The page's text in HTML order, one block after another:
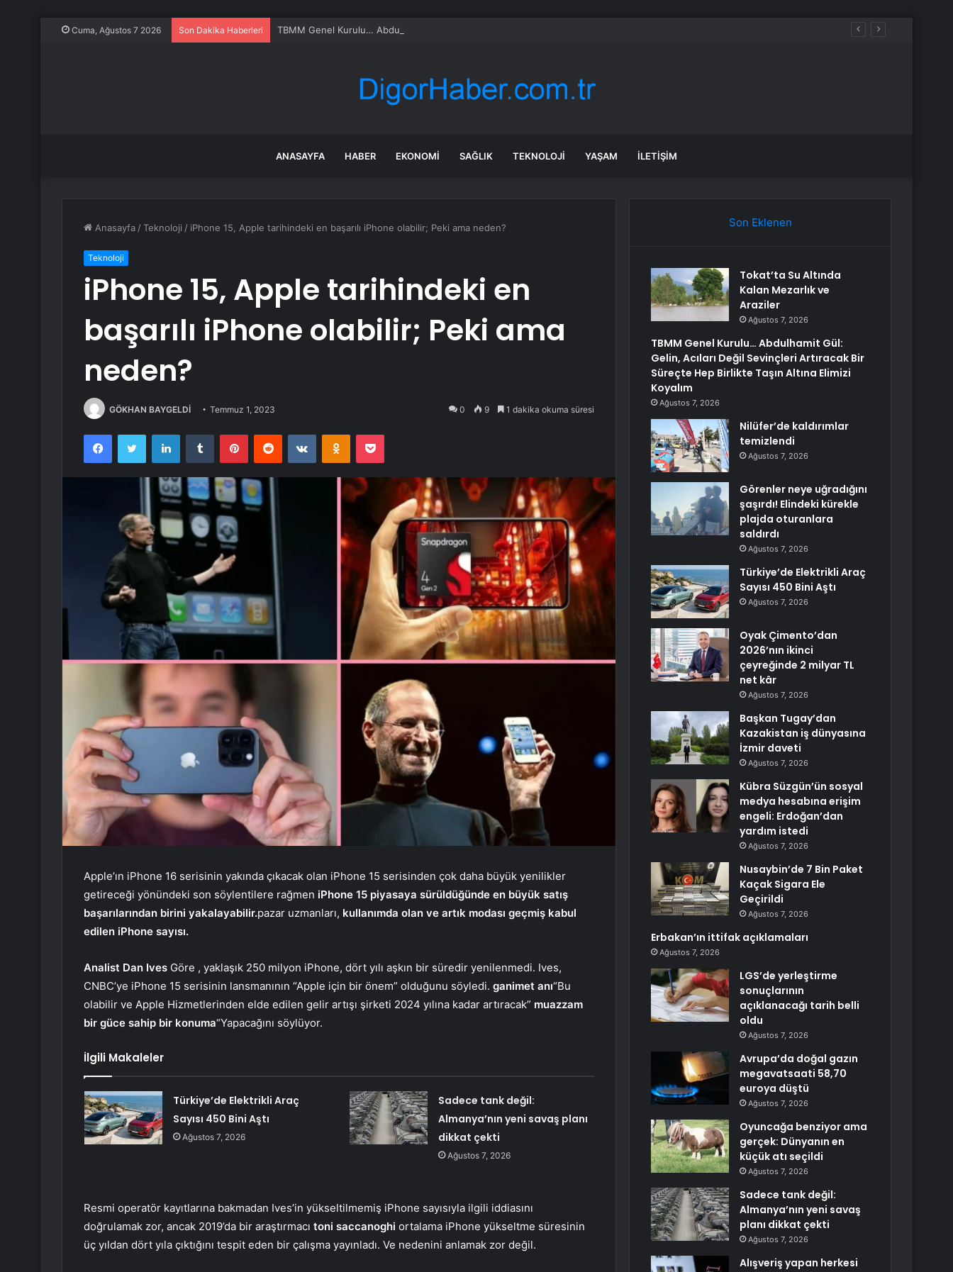
Cuma, Ağustos 7 2026 Son Dakika Haberleri TBMM Genel Kurulu… Abdulhamit Gül: Gelin, Acıları Değil Sevinçleri Artıracak Bir Süreçte Hep Birlikte Taşın Altına Elimizi Koyalım
ANASAYFA HABER EKONOMI SAĞLIK TEKNOLOJI YAŞAM İLETIŞIM
Anasayfa /Teknoloji / iPhone 15, Apple tarihindeki en başarılı iPhone olabilir; Peki ama neden?
Teknoloji
iPhone 15, Apple tarihindeki en
başarılı iPhone olabilir; Peki ama
neden?
GÖKHAN BAYGELDİ Temmuz 1, 2023 0 9 1 dakika okuma süresi
FacebookTwitter LinkedInTumblr PinterestReddit VKontakteOdnoklassniki
Pocket
Apple’ın iPhone 16 serisinin yakında çıkacak olan iPhone 15 serisinden çok daha büyük yenilikler
getireceği yönündeki son söylentilere rağmen iPhone 15 piyasaya sürüldüğünde en büyük satış
başarılarından birini yakalayabilir.pazar uzmanları, kullanımda olan ve artık modası geçmiş kabul
edilen iPhone sayısı.
Analist Dan Ives Göre , yaklaşık 250 milyon iPhone, dört yılı aşkın bir süredir yenilenmedi. Ives,
CNBC’ye iPhone 15 serisinin lansmanının “Apple için bir önem” olduğunu söyledi. ganimet anı“Bu
olabilir ve Apple Hizmetlerinden elde edilen gelir artışı şirketi 2024 yılına kadar artıracak” muazzam
bir güce sahip bir konuma“Yapacağını söylüyor.
İlgili Makaleler
Türkiye’de Elektrikli Araç
Sayısı 450 Bini Aştı
Ağustos 7, 2026
Sadece tank değil:
Almanya’nın yeni savaş planı
dikkat çekti
Ağustos 7, 2026
Resmi operatör kayıtlarına bakmadan Ives’in yükseltilmemiş iPhone sayısıyla ilgili iddiasını
doğrulamak zor, ancak 2019’da bir araştırmacı toni saccanoghi ortalama iPhone yükseltme süresinin
üç yıldan dört yıla çıktığını tespit eden bir çalışma yayınladı. Ve nedenini anlamak zor değil.
Son Eklenen
Tokat’ta Su Altında
Kalan Mezarlık ve
Araziler
Ağustos 7, 2026
TBMM Genel Kurulu… Abdulhamit Gül:
Gelin, Acıları Değil Sevinçleri Artıracak Bir
Süreçte Hep Birlikte Taşın Altına Elimizi
Koyalım
Ağustos 7, 2026
Nilüfer’de kaldırımlar
temizlendi
Ağustos 7, 2026
Görenler neye uğradığını
şaşırdı! Elindeki kürekle
plajda oturanlara
saldırdı
Ağustos 7, 2026
Türkiye’de Elektrikli Araç
Sayısı 450 Bini Aştı
Ağustos 7, 2026
Oyak Çimento’dan
2026’nın ikinci
çeyreğinde 2 milyar TL
net kâr
Ağustos 7, 2026
Başkan Tugay’dan
Kazakistan iş dünyasına
İzmir daveti
Ağustos 7, 2026
Kübra Süzgün’ün sosyal
medya hesabına erişim
engeli: Erdoğan’dan
yardım istedi
Ağustos 7, 2026
Nusaybin’de 7 Bin Paket
Kaçak Sigara Ele
Geçirildi
Ağustos 7, 2026
Erbakan’ın ittifak açıklamaları
Ağustos 7, 2026
LGS’de yerleştirme
sonuçlarının
açıklanacağı tarih belli
oldu
Ağustos 7, 2026
Avrupa’da doğal gazın
megavatsaati 58,70
euroya düştü
Ağustos 7, 2026
Oyuncağa benziyor ama
gerçek: Dünyanın en
küçük atı seçildi
Ağustos 7, 2026
Sadece tank değil:
Almanya’nın yeni savaş
planı dikkat çekti
Ağustos 7, 2026
Alışveriş yapan herkesi